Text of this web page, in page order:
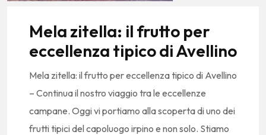
Mela zitella: il frutto per
eccellenza tipico di Avellino
Mela zitella: il frutto per eccellenza tipico di Avellino
– Continua il nostro viaggio tra le eccellenze
campane. Oggi vi portiamo alla scoperta di uno dei
frutti tipici del capoluogo irpino e non solo. Stiamo